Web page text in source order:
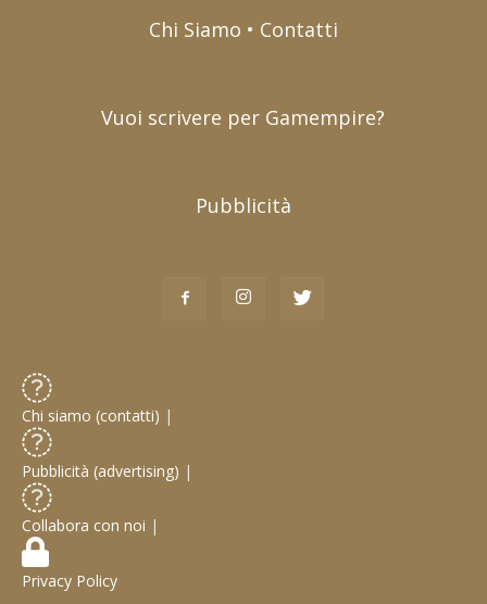
Chi Siamo • Contatti
Vuoi scrivere per Gamempire?
Pubblicità
Chi siamo (contatti) |
Pubblicità (advertising) |
Collabora con noi |
Privacy Policy